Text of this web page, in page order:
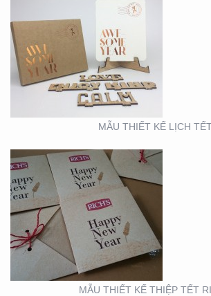
MẪU THIẾT KẾ LỊCH
MẪU THIẾT KẾ THIỆP
TẾT RICHS
MẪU THIẾT KẾ THIỆP TẾT
BOOTH TRIỂN LÃM
ACME (HỘI CHỢ VIFA)